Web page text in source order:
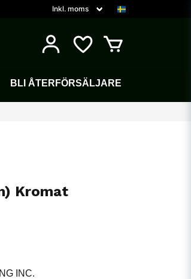
BLI ÅTERFÖRSÄLJARE
Kromat
INC.